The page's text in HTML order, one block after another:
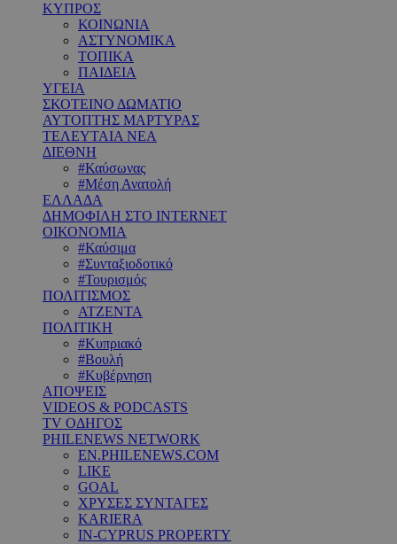
ΚΥΠΡΟΣ
ΚΟΙΝΩΝΙΑ
ΑΣΤΥΝΟΜΙΚΑ
ΤΟΠΙΚΑ
ΠΑΙΔΕΙΑ
ΥΓΕΙΑ
ΣΚΟΤΕΙΝΟ ΔΩΜΑΤΙΟ
ΑΥΤΟΠΤΗΣ ΜΑΡΤΥΡΑΣ
ΤΕΛΕΥΤΑΙΑ ΝΕΑ
ΔΙΕΘΝΗ
#Καύσωνας
#Μέση Ανατολή
ΕΛΛΑΔΑ
ΔΗΜΟΦΙΛΗ ΣΤΟ INTERNET
ΟΙΚΟΝΟΜΙΑ
#Καύσιμα
#Συνταξιοδοτικό
#Τουρισμός
ΠΟΛΙΤΙΣΜΟΣ
ΑΤΖΕΝΤΑ
ΠΟΛΙΤΙΚΗ
#Κυπριακό
#Βουλή
#Κυβέρνηση
ΑΠΟΨΕΙΣ
VIDEOS & PODCASTS
TV ΟΔΗΓΟΣ
PHILENEWS NETWORK
EN.PHILENEWS.COM
LIKE
GOAL
ΧΡΥΣΕΣ ΣΥΝΤΑΓΕΣ
KARIERA
IN-CYPRUS PROPERTY